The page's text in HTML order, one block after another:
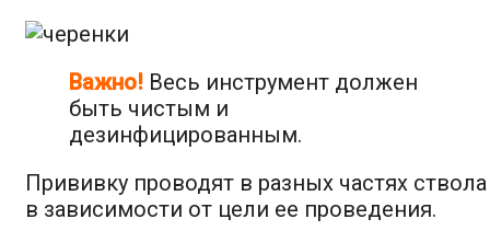
Важно! Весь инструмент должен
быть чистым и
дезинфицированным.
Прививку проводят в разных частях ствола
в зависимости от цели ее проведения.